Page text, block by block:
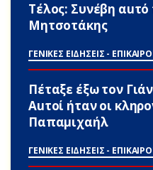
Τέλος: Συνέβη
Μητσοτάκης
ΓΕΝΙΚΕΣ ΕΙΔΗΣΕΙΣ -
Πέταξε έξω τον
Αuτοί ήταν οι
Παπαμιχαήλ
ΓΕΝΙΚΕΣ ΕΙΔΗΣΕΙΣ -